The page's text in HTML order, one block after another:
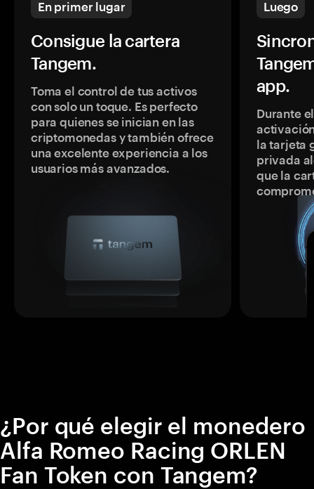
En primer lugar
Consigue la cartera
Tangem.
Toma el control de tus activos
con solo un toque. Es perfecto
para quienes se inician en las
criptomonedas y también ofrece
una excelente experiencia a los
usuarios más avanzados.
Luego
app.
Durante
la tarjeta
privada
que la
¿Por qué elegir el monedero
Alfa Romeo Racing ORLEN
Fan Token con Tangem?